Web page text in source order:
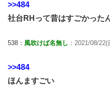
>>484
社台RHって昔はすごかった
538： 風吹けば名無し ：2021/08/
>>484
ほんますごい